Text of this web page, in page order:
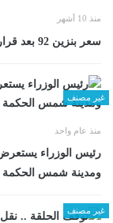
منذ 10 أشهر
سعر بنزين 92 بعد قرار تحريك أسعار المنتجات البترولية
غير مصنف
منذ عام واحد
رئيس الوزراء
ومدينة شمس الحكمة
غير مصنف